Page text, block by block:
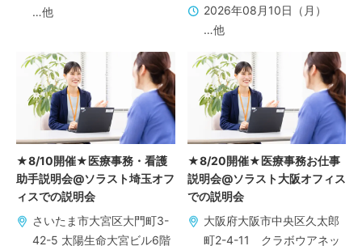
…他
2026年08月10日（月）
…他
★8/10開催★医療事務・看護
助手説明会@ソラスト埼玉オフ
ィスでの説明会
さいたま市大宮区大門町3-
42-5 太陽生命大宮ビル6階
★8/20開催★医療事務お仕事
説明会@ソラスト大阪オフィス
での説明会
大阪府大阪市中央区久太郎
町2-4-11 クラボウアネッ